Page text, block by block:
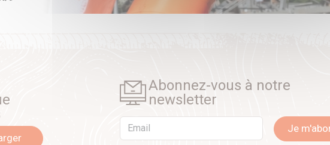
Abonnez-vous à notre
newsletter
Email Je